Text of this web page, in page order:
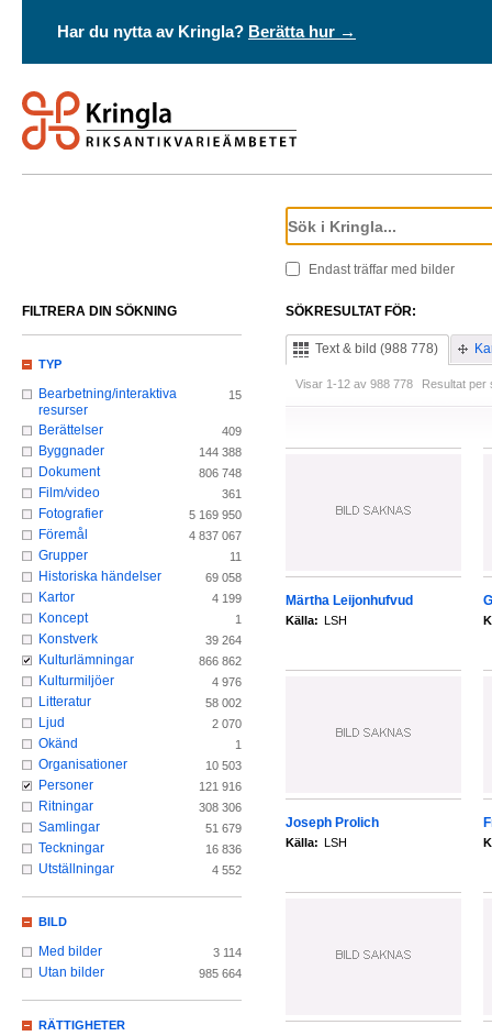
Har du nytta av Kringla? Berätta hur →
Endast träffar med bilder
SÖKRESULTAT FÖR:
Text & bild (988 778)
Visar 1-12 av 988 778 Resultat per
Märtha Leijonhufvud
Källa: LSH
Joseph Prolich
Källa: LSH
FILTRERA DIN SÖKNING
TYP
Bearbetning/interaktiva
resurser
15
Berättelser 409
Byggnader 144 388
Dokument 806 748
Film/video 361
Fotografier 5 169 950
Föremål 4 837 067
Grupper 11
Historiska händelser 69 058
Kartor 4 199
Koncept 1
Konstverk 39 264
Kulturlämningar 866 862
Kulturmiljöer 4 976
Litteratur 58 002
Ljud 2 070
Okänd 1
Organisationer 10 503
Personer 121 916
Ritningar 308 306
Samlingar 51 679
Teckningar 16 836
Utställningar 4 552
BILD
Med bilder 3 114
Utan bilder 985 664
RÄTTIGHETER